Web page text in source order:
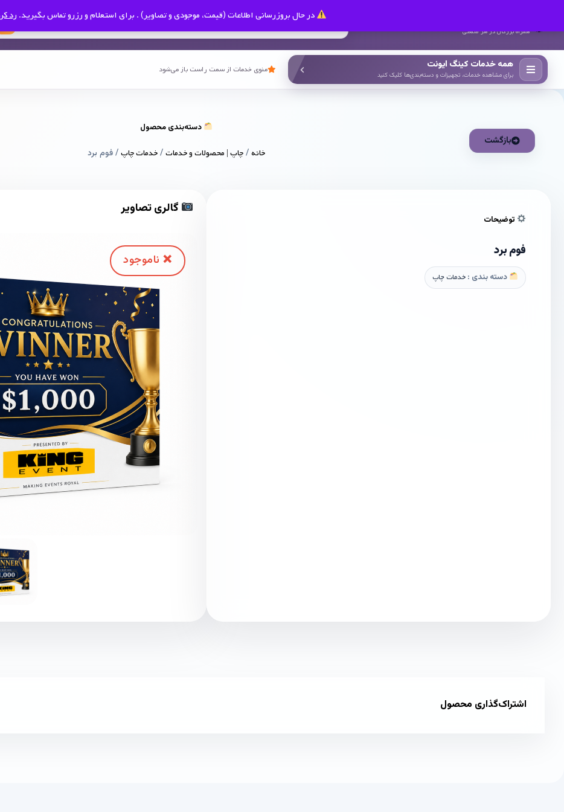
در حال بروزرسانی اطلاعات (قیمت، موجودی و تصاویر) . برای استعلام و رزرو تماس بگیرید. رد
همراه بزرگان در هر صنعتی
همه خدمات کینگ ایونت
برای مشاهده خدمات، تجهیزات و دسته‌بندی‌ها کلیک کنید
منوی خدمات از سمت راست باز می‌شود
بازگشت
دسته‌بندی محصول
خانه/چاپ | محصولات و خدمات/خدمات چاپ/ فوم برد
گالری تصاویر
توضیحات
فوم برد
دسته بندی :خدمات چاپ
اشتراک‌گذاری محصول